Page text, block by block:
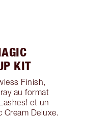
KIT
Finish,
au format
et un
Cream Deluxe.